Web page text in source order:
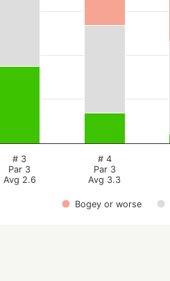
Bogey or worse
# 3
Par 3
Avg 2.6
# 4
Par 3
Avg 3.3